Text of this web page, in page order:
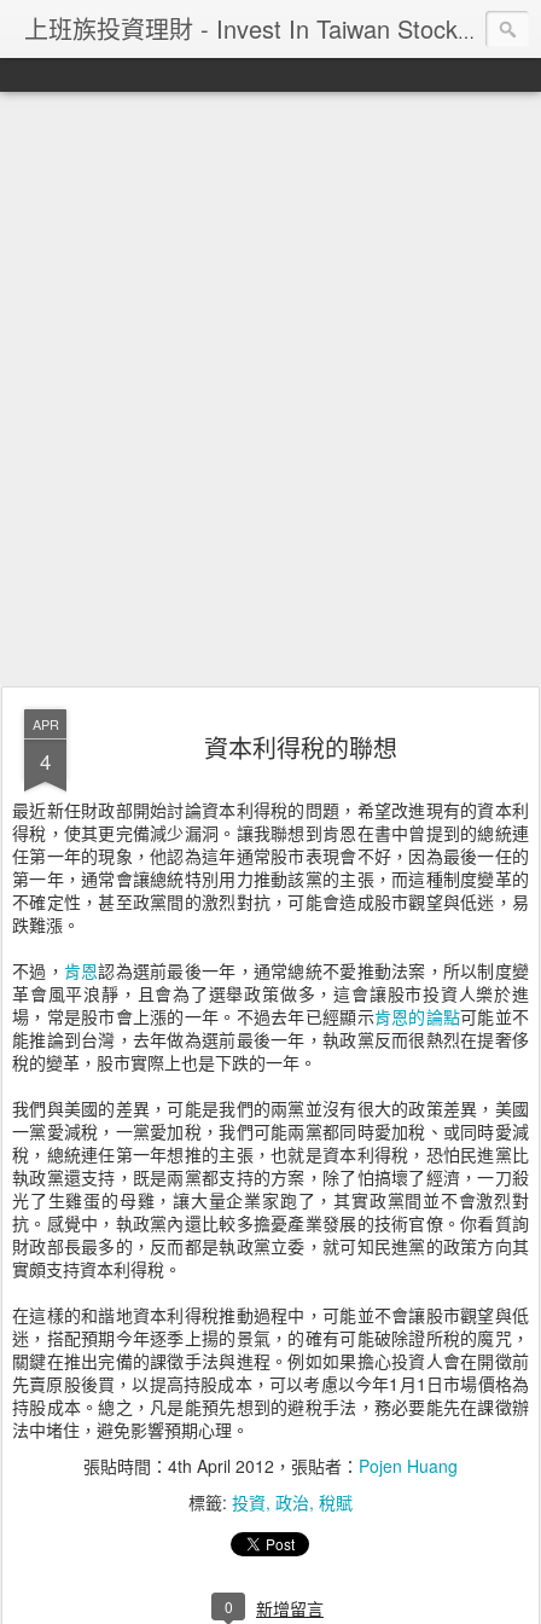
上班族投資理財 - Invest In Taiwan Stock Market
APR
4 資本利得稅的聯想
最近新任財政部開始討論資本利得稅的問題，希望改進現有的資本利
得稅，使其更完備減少漏洞。讓我聯想到肯恩在書中曾提到的總統連
任第一年的現象，他認為這年通常股市表現會不好，因為最後一任的
第一年，通常會讓總統特別用力推動該黨的主張，而這種制度變革的
不確定性，甚至政黨間的激烈對抗，可能會造成股市觀望與低迷，易
跌難漲。
不過， 肯恩認為選前最後一年，通常總統不愛推動法案，所以制度變
革會風平浪靜，且會為了選舉政策做多，這會讓股市投資人樂於進
場，常是股市會上漲的一年。不過去年已經顯示肯恩的論點可能並不
能推論到台灣，去年做為選前最後一年，執政黨反而很熱烈在提奢侈
稅的變革，股市實際上也是下跌的一年。
我們與美國的差異，可能是我們的兩黨並沒有很大的政策差異，美國
一黨愛減稅，一黨愛加稅，我們可能兩黨都同時愛加稅、或同時愛減
稅，總統連任第一年想推的主張，也就是資本利得稅，恐怕民進黨比
執政黨還支持，既是兩黨都支持的方案，除了怕搞壞了經濟，一刀殺
光了生雞蛋的母雞，讓大量企業家跑了，其實政黨間並不會激烈對
抗。感覺中，執政黨內還比較多擔憂產業發展的技術官僚。你看質詢
財政部長最多的，反而都是執政黨立委，就可知民進黨的政策方向其
實頗支持資本利得稅。
在這樣的和諧地資本利得稅推動過程中，可能並不會讓股市觀望與低
迷，搭配預期今年逐季上揚的景氣，的確有可能破除證所稅的魔咒，
關鍵在推出完備的課徵手法與進程。例如如果擔心投資人會在開徵前
先賣原股後買，以提高持股成本，可以考慮以今年1月1日市場價格為
持股成本。總之，凡是能預先想到的避稅手法，務必要能先在課徵辦
法中堵住，避免影響預期心理。
張貼時間： 4th April 2012 ，張貼者： Pojen Huang
標籤: 投資 政治 稅賦
0 新增留言